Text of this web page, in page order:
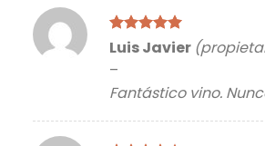
Valorado
Luis Javier
–
Fantástico vino.